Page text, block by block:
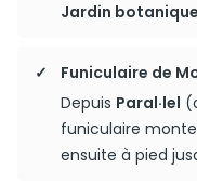
Jardin botanique
Funiculaire de
Depuis Paral·lel
funiculaire monte
ensuite à pied